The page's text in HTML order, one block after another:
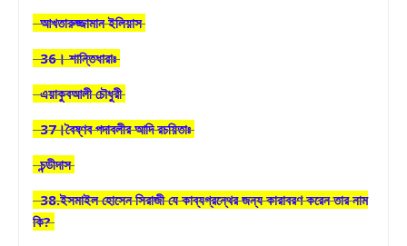
আখতারুজ্জামান ইলিয়াস
36। শান্তিধারাঃ
এয়াকুবআলী চৌধুরী
37।বৈষ্ণব পদাবলীর আদি রচয়িতাঃ
চন্ডীদাস
38.ইসমাইল হোসেন সিরাজী যে কাব্যগ্রন্থের জন্য কারাবরণ করেন তার নাম
কি?